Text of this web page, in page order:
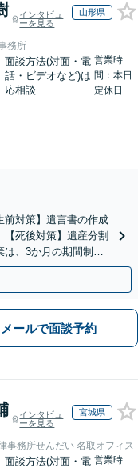
インタビュ
ーを見る
山形県
務所
面談方法(対面・電
話・ビデオなど)は
応相談
営業時
間：本日
定休日
前対策】遺言書の作成
死後対策】遺産分割
は、3か月の期間制限
駐車場あり】
メールで面談予約
インタビュ
ーを見る
宮城県
事務所せんだい 名取オフィス
面談方法(対面・電 営業時